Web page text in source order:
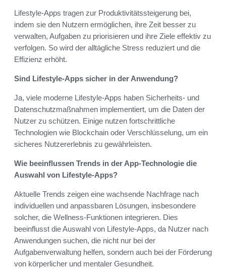
Lifestyle-Apps tragen zur Produktivitätssteigerung bei,
indem sie den Nutzern ermöglichen, ihre Zeit besser zu
verwalten, Aufgaben zu priorisieren und ihre Ziele effektiv zu
verfolgen. So wird der alltägliche Stress reduziert und die
Effizienz erhöht.
Sind Lifestyle-Apps sicher in der Anwendung?
Ja, viele moderne Lifestyle-Apps haben Sicherheits- und
Datenschutzmaßnahmen implementiert, um die Daten der
Nutzer zu schützen. Einige nutzen fortschrittliche
Technologien wie Blockchain oder Verschlüsselung, um ein
sicheres Nutzererlebnis zu gewährleisten.
Wie beeinflussen Trends in der App-Technologie die
Auswahl von Lifestyle-Apps?
Aktuelle Trends zeigen eine wachsende Nachfrage nach
individuellen und anpassbaren Lösungen, insbesondere
solcher, die Wellness-Funktionen integrieren. Dies
beeinflusst die Auswahl von Lifestyle-Apps, da Nutzer nach
Anwendungen suchen, die nicht nur bei der
Aufgabenverwaltung helfen, sondern auch bei der Förderung
von körperlicher und mentaler Gesundheit.